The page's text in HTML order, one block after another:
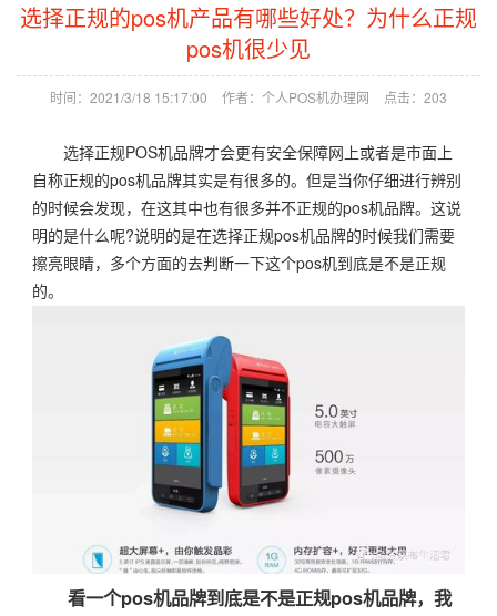
选择正规的pos机产品有哪些好处？为什么正规
pos机很少见
时间：2021/3/18 15:17:00 作者：个人POS机办理网 点击： 203
选择正规POS机品牌才会更有安全保障网上或者是市面上
自称正规的pos机品牌其实是有很多的。但是当你仔细进行辨别
的时候会发现，在这其中也有很多并不正规的pos机品牌。这说
明的是什么呢?说明的是在选择正规pos机品牌的时候我们需要
擦亮眼睛，多个方面的去判断一下这个pos机到底是不是正规
的。
看一个pos机品牌到底是不是正规pos机品牌，我